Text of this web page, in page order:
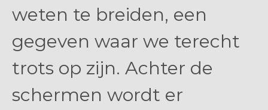
weten te breiden, een
gegeven waar we terecht
trots op zijn. Achter de
schermen wordt er